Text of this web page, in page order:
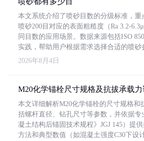
本文系统介绍了喷砂目数的分级标准，重
喷砂200目对应的表面粗糙度（Ra 3.2-
同目数的应用场景。数据来源包括ISO
实践，帮助用户根据需求选择合适的喷砂
2026年8月4日
M20化学锚栓尺寸规格及抗拔承载
本文详细解析M20化学锚栓的尺寸规格和
括螺杆直径、钻孔尺寸等参数，并依据专
凝土结构后锚固技术规程》JGJ 145）提
方法和典型数值（如混凝土强度C30下设